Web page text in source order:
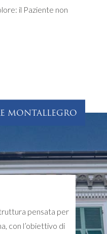
il Paziente non
MONTALLEGRO
pensata per
con l’obiettivo di